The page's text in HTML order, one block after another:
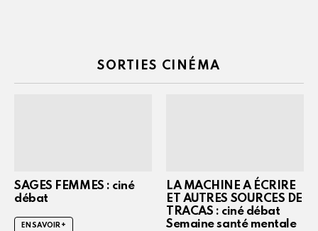
SORTIES CINÉMA
SAGES FEMMES : ciné
débat
EN SAVOIR +
LA MACHINE A ÉCRIRE
ET AUTRES SOURCES DE
TRACAS : ciné débat
Semaine santé mentale